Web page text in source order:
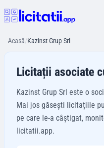
Acasă/Kazinst Grup Srl
Licitații asociate
Kazinst Grup Srl este o
Mai jos găsești licitațiile
pe care le-a câștigat,
licitatii.app.